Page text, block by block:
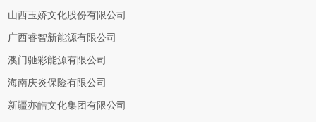
山西玉娇文化股份有限公司
广西睿智新能源有限公司
澳门驰彩能源有限公司
海南庆炎保险有限公司
新疆亦皓文化集团有限公司